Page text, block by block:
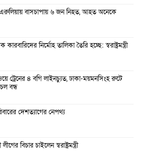
বাসচাপায় ৬ জন নিহত, আহত অনেকে
কারবারিদের নির্মোহ তালিকা তৈরি হচ্ছে: স্বরাষ্ট্রমন্ত্রী
ট্রেনের ৪ বগি লাইনচ্যুত, ঢাকা-ময়মনসিংহ রুটে
বন্ধ
দেশত্যাগের নেপথ্য
বিচার চাইলেন স্বরাষ্ট্রমন্ত্রী